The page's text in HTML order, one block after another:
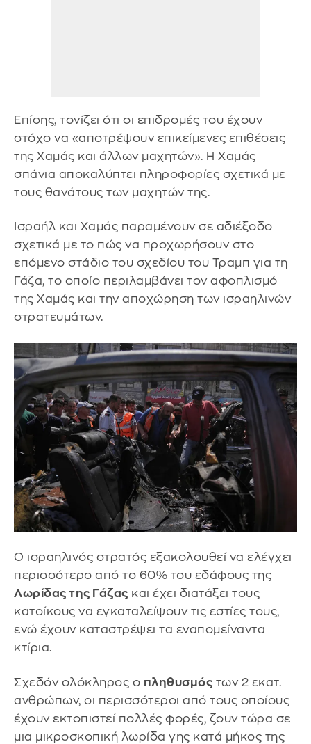
Επίσης, τονίζει ότι οι επιδρομές του έχουν
στόχο να «αποτρέψουν επικείμενες επιθέσεις
της Χαμάς και άλλων μαχητών». Η Χαμάς
σπάνια αποκαλύπτει πληροφορίες σχετικά με
τους θανάτους των μαχητών της.
Ισραήλ και Χαμάς παραμένουν σε αδιέξοδο
σχετικά με το πώς να προχωρήσουν στο
επόμενο στάδιο του σχεδίου του Τραμπ για τη
Γάζα, το οποίο περιλαμβάνει τον αφοπλισμό
της Χαμάς και την αποχώρηση των ισραηλινών
στρατευμάτων.
Ο ισραηλινός στρατός εξακολουθεί να ελέγχει
περισσότερο από το 60% του εδάφους της
Λωρίδας της Γάζας και έχει διατάξει τους
κατοίκους να εγκαταλείψουν τις εστίες τους,
ενώ έχουν καταστρέψει τα εναπομείναντα
κτίρια.
Σχεδόν ολόκληρος ο πληθυσμός των 2 εκατ.
ανθρώπων, οι περισσότεροι από τους οποίους
έχουν εκτοπιστεί πολλές φορές, ζουν τώρα σε
μια μικροσκοπική λωρίδα γης κατά μήκος της